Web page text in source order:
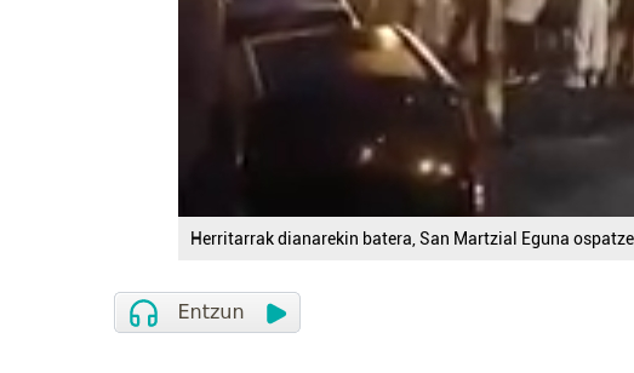
Herritarrak dianarekin batera, San Martzial Eguna